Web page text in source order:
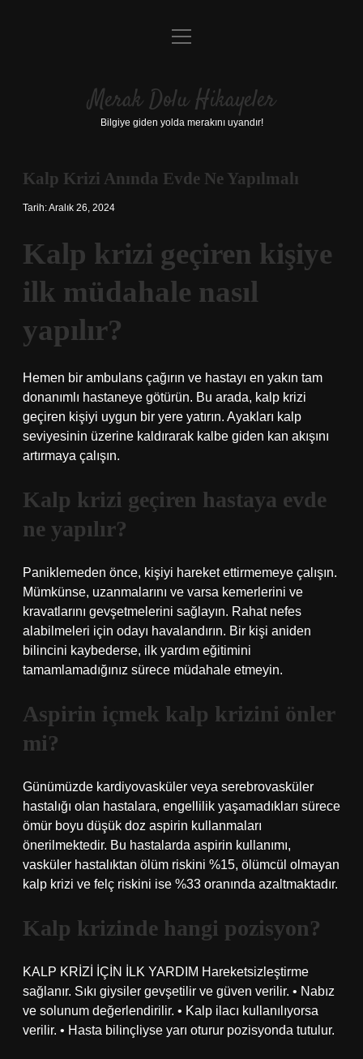
Anasayfa
Yasal Uyarı
menüyü
Merak Dolu Hikayeler
Bilgiye giden yolda merakını uyandır!
Kalp Krizi Anında Evde Ne Yapılmalı
Tarih: Aralık 26, 2024
Kalp krizi geçiren kişiye
ilk müdahale nasıl
yapılır?
Hemen bir ambulans çağırın ve hastayı en yakın tam
donanımlı hastaneye götürün. Bu arada, kalp krizi
geçiren kişiyi uygun bir yere yatırın. Ayakları kalp
seviyesinin üzerine kaldırarak kalbe giden kan akışını
artırmaya çalışın.
Kalp krizi geçiren hastaya evde
ne yapılır?
Paniklemeden önce, kişiyi hareket ettirmemeye çalışın.
Mümkünse, uzanmalarını ve varsa kemerlerini ve
kravatlarını gevşetmelerini sağlayın. Rahat nefes
alabilmeleri için odayı havalandırın. Bir kişi aniden
bilincini kaybederse, ilk yardım eğitimini
tamamlamadığınız sürece müdahale etmeyin.
Aspirin içmek kalp krizini önler
mi?
Günümüzde kardiyovasküler veya serebrovasküler
hastalığı olan hastalara, engellilik yaşamadıkları sürece
ömür boyu düşük doz aspirin kullanmaları
önerilmektedir. Bu hastalarda aspirin kullanımı,
vasküler hastalıktan ölüm riskini %15, ölümcül olmayan
kalp krizi ve felç riskini ise %33 oranında azaltmaktadır.
Kalp krizinde hangi pozisyon?
KALP KRİZİ İÇİN İLK YARDIM Hareketsizleştirme
sağlanır. Sıkı giysiler gevşetilir ve güven verilir. • Nabız
ve solunum değerlendirilir. • Kalp ilacı kullanılıyorsa
verilir. • Hasta bilinçliyse yarı oturur pozisyonda tutulur.